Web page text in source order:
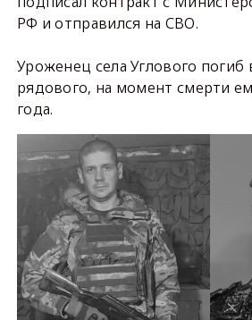
РФ и отправился на СВО.
Уроженец села Углового погиб
рядового, на момент смерти
года.